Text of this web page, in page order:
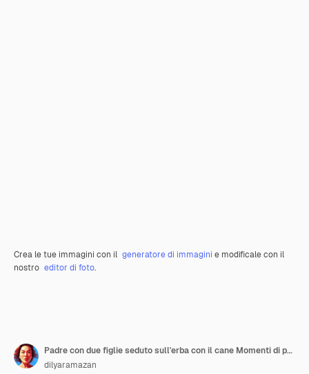
Crea le tue immagini con il generatore di immagini e modificale con il
nostro editor di foto.
Padre con due figlie seduto sull'erba con il cane Momenti di paternità
dilyaramazan